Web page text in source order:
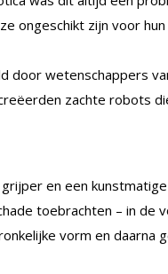
ongeschikt zijn voor hun
door wetenschappers
zachte robots
en een
toebrachten – in de
vorm en daarna